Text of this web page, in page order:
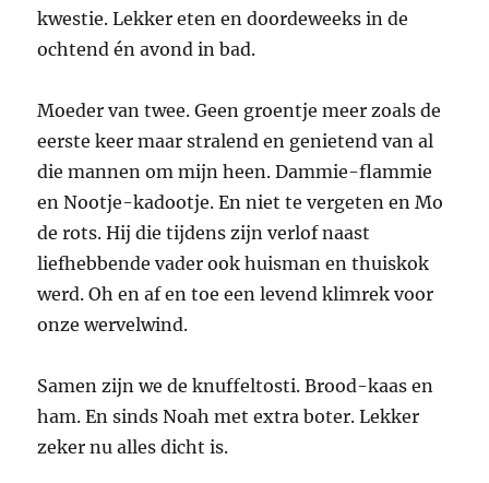
kwestie. Lekker eten en doordeweeks in de
ochtend én avond in bad.
Moeder van twee. Geen groentje meer zoals de
eerste keer maar stralend en genietend van al
die mannen om mijn heen. Dammie-flammie
en Nootje-kadootje. En niet te vergeten en Mo
de rots. Hij die tijdens zijn verlof naast
liefhebbende vader ook huisman en thuiskok
werd. Oh en af en toe een levend klimrek voor
onze wervelwind.
Samen zijn we de knuffeltosti. Brood-kaas en
ham. En sinds Noah met extra boter. Lekker
zeker nu alles dicht is.